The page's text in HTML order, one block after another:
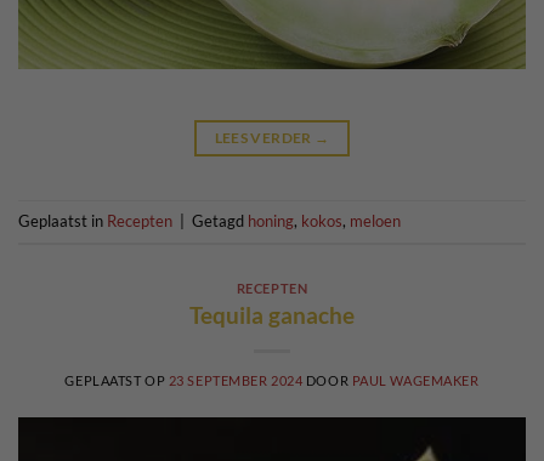
LEES VERDER →
Geplaatst in Recepten Getagd honing, kokos, meloen
RECEPTEN
Tequila ganache
GEPLAATST OP 23 SEPTEMBER 2024 DOOR PAUL WAGEMAKER